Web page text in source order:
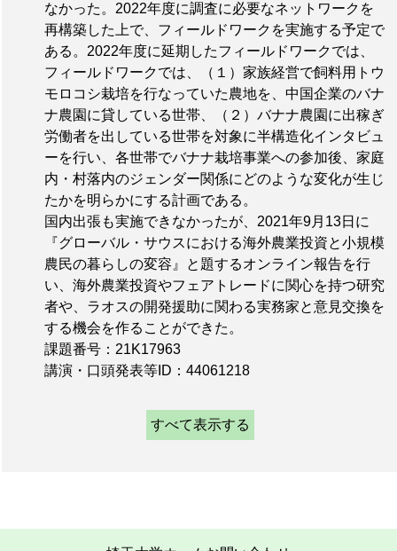
なかった。2022年度に調査に必要なネットワークを
再構築した上で、フィールドワークを実施する予定で
ある。2022年度に延期したフィールドワークでは、
フィールドワークでは、（１）家族経営で飼料用トウ
モロコシ栽培を行なっていた農地を、中国企業のバナ
ナ農園に貸している世帯、（２）バナナ農園に出稼ぎ
労働者を出している世帯を対象に半構造化インタビュ
ーを行い、各世帯でバナナ栽培事業への参加後、家庭
内・村落内のジェンダー関係にどのような変化が生じ
たかを明らかにする計画である。
国内出張も実施できなかったが、2021年9月13日に
『グローバル・サウスにおける海外農業投資と小規模
農⺠の暮らしの変容』と題するオンライン報告を行
い、海外農業投資やフェアトレードに関心を持つ研究
者や、ラオスの開発援助に関わる実務家と意見交換を
する機会を作ることができた。
課題番号：21K17963
講演・口頭発表等ID：44061218
すべて表示する